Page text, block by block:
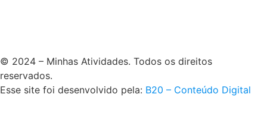
© 2024 – Minhas Atividades. Todos os direitos
reservados.
Esse site foi desenvolvido pela: B20 – Conteúdo Digital